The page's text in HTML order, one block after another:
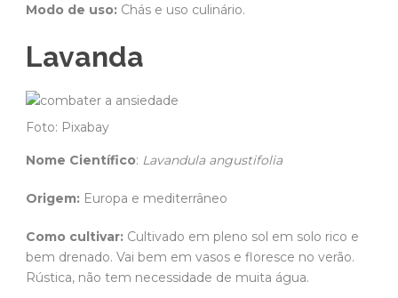
Modo de uso: Chás e uso culinário.
Lavanda
Foto: Pixabay
Nome Científico: Lavandula angustifolia
Origem: Europa e mediterrâneo
Como cultivar: Cultivado em pleno sol em solo rico e
bem drenado. Vai bem em vasos e floresce no verão.
Rústica, não tem necessidade de muita água.